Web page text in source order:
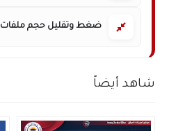
ضغط وتقليل حجم ملفات PDF مجاناً
شاهد أيضاً